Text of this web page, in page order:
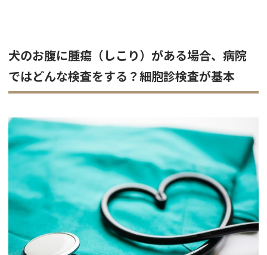
犬のお腹に腫瘍（しこり）がある場合、病院
ではどんな検査をする？細胞診検査が基本